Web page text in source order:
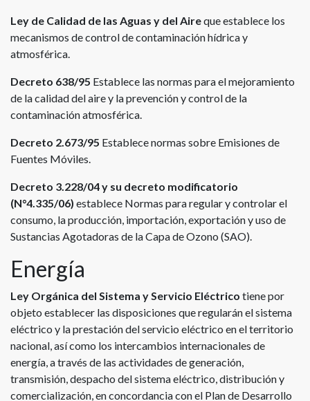
Ley de Calidad de las Aguas y del Aireque establece los
mecanismos de control de contaminación hídrica y
atmosférica.
Decreto 638/95 Establece las normas para el mejoramiento
de la calidad del aire y la prevención y control de la
contaminación atmosférica.
Decreto 2.673/95 Establece normas sobre Emisiones de
Fuentes Móviles.
Decreto 3.228/04 y su decreto modificatorio
(N°4.335/06) establece Normas para regular y controlar el
consumo, la producción, importación, exportación y uso de
Sustancias Agotadoras de la Capa de Ozono (SAO).
Energía
Ley Orgánica del Sistema y Servicio Eléctrico tiene por
objeto establecer las disposiciones que regularán el sistema
eléctrico y la prestación del servicio eléctrico en el territorio
nacional, así como los intercambios internacionales de
energía, a través de las actividades de generación,
transmisión, despacho del sistema eléctrico, distribución y
comercialización, en concordancia con el Plan de Desarrollo